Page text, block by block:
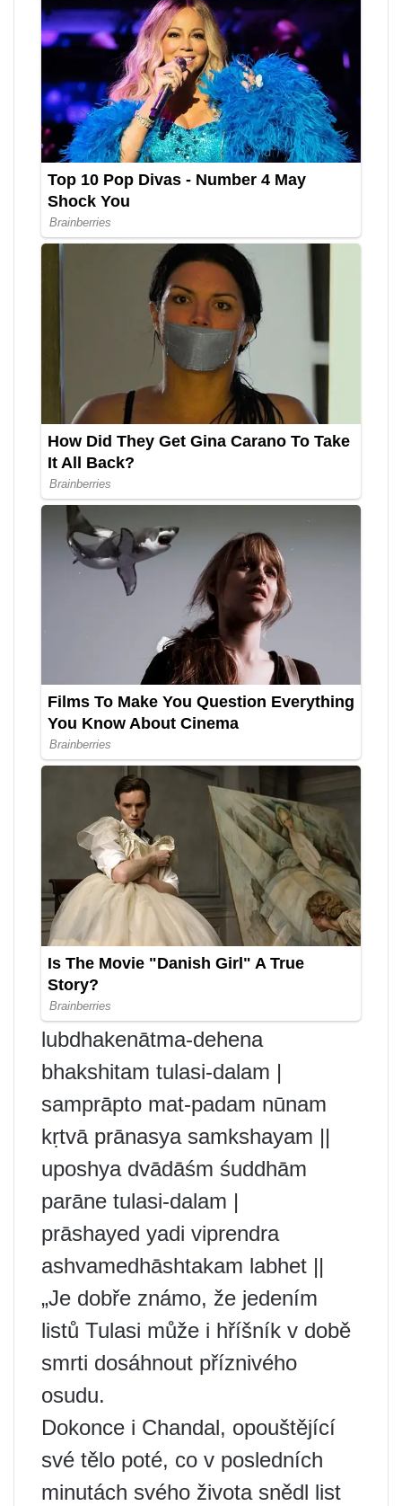
lubdhakenātma-dehena
bhakshitam tulasi-dalam |
samprāpto mat-padam nūnam
kṛtvā prānasya samkshayam ||
uposhya dvādāśm śuddhām
parāne tulasi-dalam |
prāshayed yadi viprendra
ashvamedhāshtakam labhet ||
„Je dobře známo, že jedením
listů Tulasi může i hříšník v době
smrti dosáhnout příznivého
osudu.
Dokonce i Chandal, opouštějící
své tělo poté, co v posledních
minutách svého života snědl list